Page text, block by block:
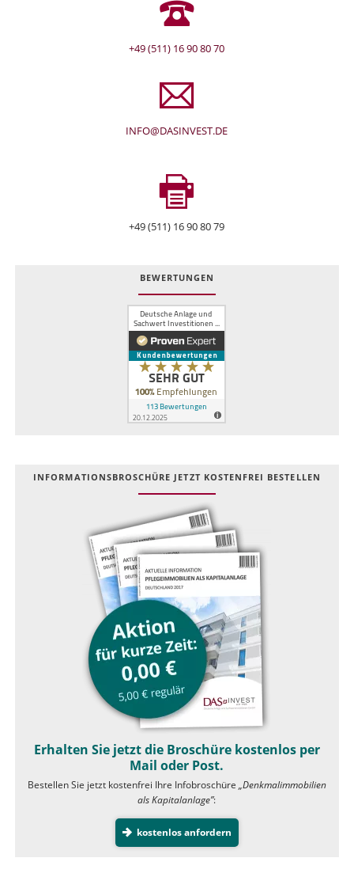
+49 (511) 16 90 80 70
INFO@DASINVEST.DE
+49 (511) 16 90 80 79
BEWERTUNGEN
INFOR­MATIONS­BROSCHÜRE JETZT KOSTEN­FREI BESTELLEN
Erhalten Sie jetzt die Broschüre kostenlos per
Mail oder Post.
Bestellen Sie jetzt kostenfrei Ihre Infobroschüre „Denkmalimmobilien
als Kapitalanlage”:
kostenlos anfordern